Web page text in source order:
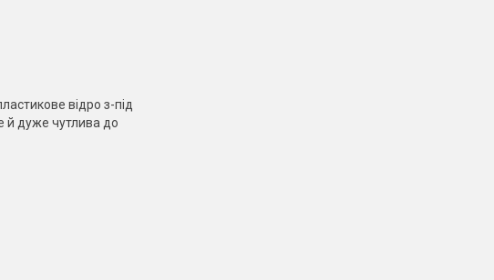
відро з-під
й дуже чутлива до